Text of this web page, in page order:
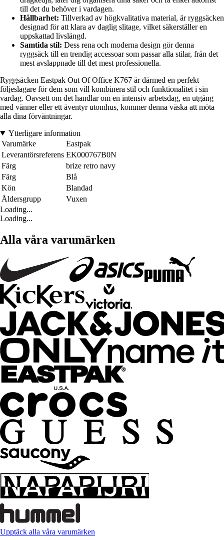
till det du behöver i vardagen.
Hållbarhet: Tillverkad av högkvalitativa material, är ryggsäcken
designad för att klara av daglig slitage, vilket säkerställer en
uppskattad livslängd.
Samtida stil: Dess rena och moderna design gör denna
ryggsäck till en trendig accessoar som passar alla stilar, från det
mest avslappnade till det mest professionella.
Ryggsäcken Eastpak Out Of Office K767 är därmed en perfekt
följeslagare för dem som vill kombinera stil och funktionalitet i sin
vardag. Oavsett om det handlar om en intensiv arbetsdag, en utgång
med vänner eller ett äventyr utomhus, kommer denna väska att möta
alla dina förväntningar.
Ytterligare information
Varumärke
Eastpak
Leverantörsreferens EK000767B0N
Färg
brize retro navy
Färg
Blå
Kön
Blandad
Åldersgrupp
Vuxen
Loading...
Loading...
Alla våra varumärken
Upptäck alla våra varumärken